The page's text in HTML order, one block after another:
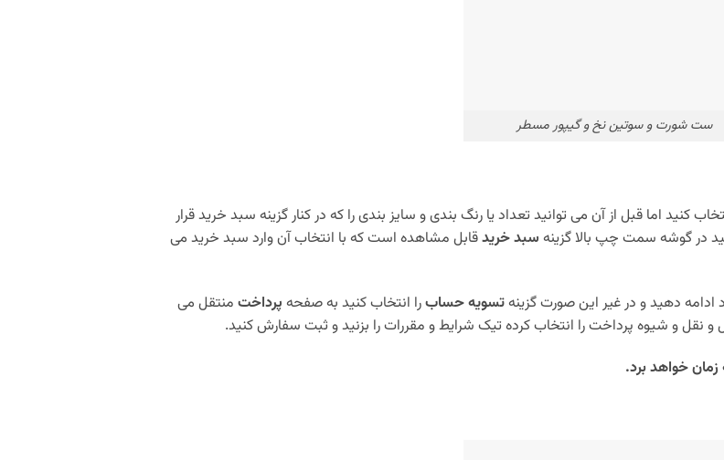
ست شورت و سوتین نخ و گیپور مسطر
کنید اما قبل از آن می توانید تعداد یا رنگ بندی و سایز بندی را که در کنار گزینه سبد خرید قرار
در گوشه سمت چپ بالا گزینه سبد خریدقابل مشاهده است که با انتخاب آن وارد سبد خرید می
ادامه دهید و در غیر این صورت گزینهتسویه حسابرا انتخاب کنید به صفحه پرداختمنتقل می
نقل و شیوه پرداخت را انتخاب کرده تیک شرایط و مقررات را بزنید و ثبت سفارش کنید.